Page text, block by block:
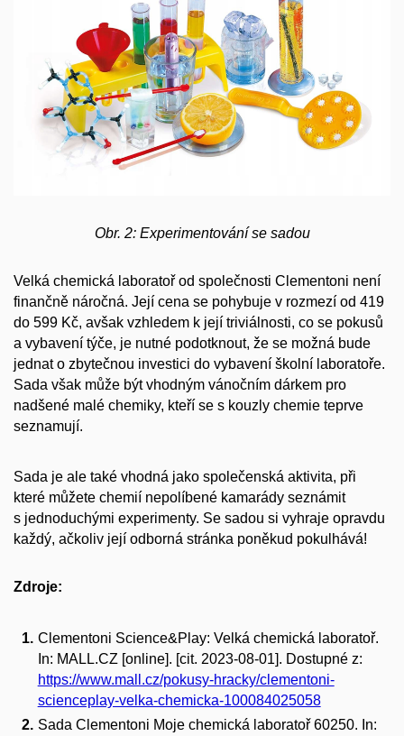
Obr. 2: Experimentování se sadou
Velká chemická laboratoř od společnosti Clementoni není
finančně náročná. Její cena se pohybuje v rozmezí od 419
do 599 Kč, avšak vzhledem k její triviálnosti, co se pokusů
a vybavení týče, je nutné podotknout, že se možná bude
jednat o zbytečnou investici do vybavení školní laboratoře.
Sada však může být vhodným vánočním dárkem pro
nadšené malé chemiky, kteří se s kouzly chemie teprve
seznamují.
Sada je ale také vhodná jako společenská aktivita, při
které můžete chemií nepolíbené kamarády seznámit
s jednoduchými experimenty. Se sadou si vyhraje opravdu
každý, ačkoliv její odborná stránka poněkud pokulhává!
Zdroje:
Clementoni Science&Play: Velká chemická laboratoř.
In: MALL.CZ [online]. [cit. 2023-08-01]. Dostupné z:
https://www.mall.cz/pokusy-hracky/clementoni-
scienceplay-velka-chemicka-100084025058
Sada Clementoni Moje chemická laboratoř 60250. In: